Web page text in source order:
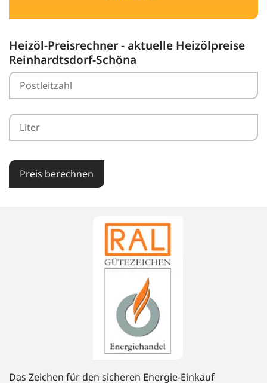
Heizöl-Preisrechner - aktuelle Heizölpreise
Reinhardtsdorf-Schöna
Preis berechnen
Das Zeichen für den sicheren Energie-Einkauf